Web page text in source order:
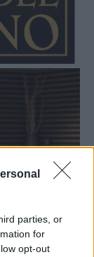
parties, or
for
opt-out